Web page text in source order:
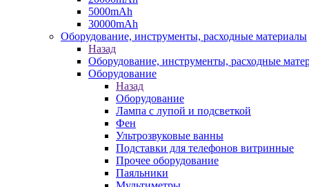
5000mAh
30000mAh
Оборудование, инструменты, расходные материалы
Назад
Оборудование, инструменты, расходные
Оборудование
Назад
Оборудование
Лампа с лупой и подсветкой
Фен
Ультрозвуковые ванны
Подставки для телефонов витринные
Прочее оборудование
Паяльники